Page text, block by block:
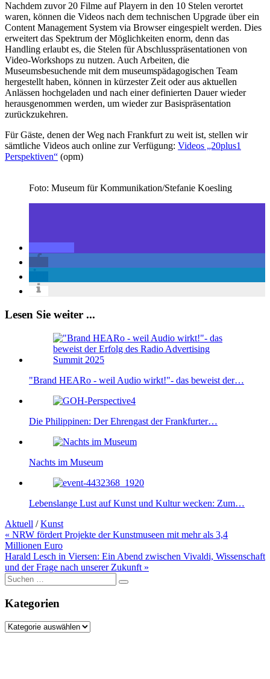
Nachdem zuvor 20 Filme auf Playern in den 10 Stelen verortet
waren, können die Videos nach dem technischen Upgrade über ein
Content Management System via Browser eingespielt werden. Dies
erweitert das Spektrum der Möglichkeiten enorm, denn das
Handling erlaubt es, die Stelen für Abschlusspräsentationen von
Video-Workshops zu nutzen. Auch Arbeiten, die
Museumsbesuchende mit dem museumspädagogischen Team
hergestellt haben, können in kürzester Zeit oder aus aktuellen
Anlässen hochgeladen und nach einer definierten Dauer wieder
herausgenommen werden, um wieder zur Basispräsentation
zurückzukehren.
Für Gäste, denen der Weg nach Frankfurt zu weit ist, stellen wir
sämtliche Videos auch online zur Verfügung: Videos „20plus1
Perspektiven“ (opm)
Foto: Museum für Kommunikation/Stefanie Koesling
Lesen Sie weiter ...
"Brand HEARo - weil Audio wirkt!"- das beweist der…
Die Philippinen: Der Ehrengast der Frankfurter…
Nachts im Museum
Lebenslange Lust auf Kunst und Kultur wecken: Zum…
Aktuell /Kunst
Beitragsnavigation
« NRW fördert Projekte der Kunstmuseen mit mehr als 3,4
Millionen Euro
Harald Lesch in Viersen: Ein Abend zwischen Vivaldi, Wissenschaft
und der Frage nach unserer Zukunft »
Suche
nach:
Kategorien
Kategorien